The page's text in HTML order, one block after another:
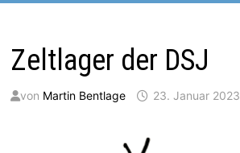
Zeltlager der DSJ
von Martin Bentlage 23. Januar 2023